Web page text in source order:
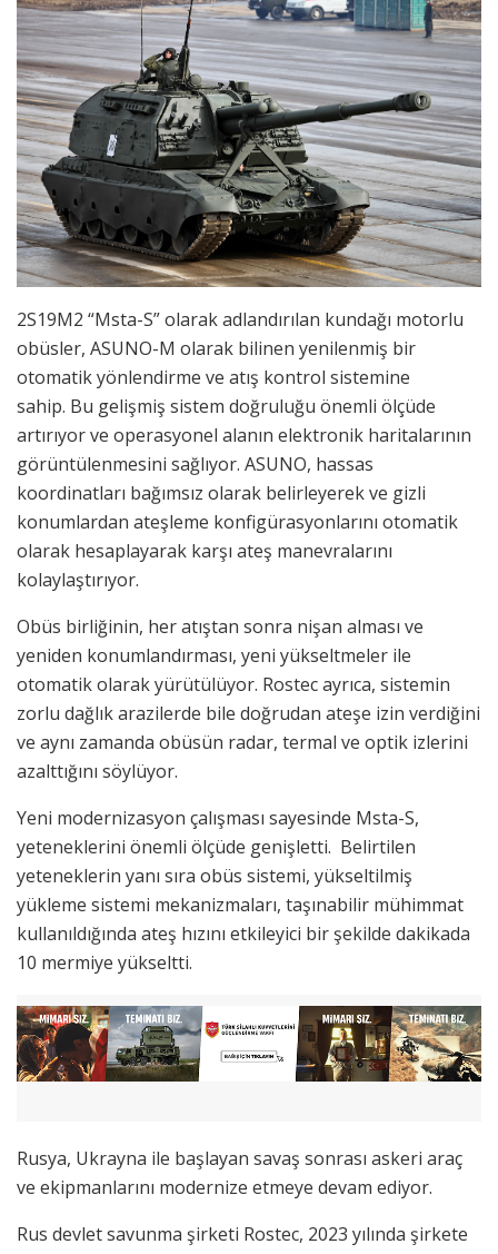
2S19M2 “Msta-S” olarak adlandırılan kundağı motorlu
obüsler, ASUNO-M olarak bilinen yenilenmiş bir
otomatik yönlendirme ve atış kontrol sistemine
sahip. Bu gelişmiş sistem doğruluğu önemli ölçüde
artırıyor ve operasyonel alanın elektronik haritalarının
görüntülenmesini sağlıyor. ASUNO, hassas
koordinatları bağımsız olarak belirleyerek ve gizli
konumlardan ateşleme konfigürasyonlarını otomatik
olarak hesaplayarak karşı ateş manevralarını
kolaylaştırıyor.
Obüs birliğinin, her atıştan sonra nişan alması ve
yeniden konumlandırması, yeni yükseltmeler ile
otomatik olarak yürütülüyor. Rostec ayrıca, sistemin
zorlu dağlık arazilerde bile doğrudan ateşe izin verdiğini
ve aynı zamanda obüsün radar, termal ve optik izlerini
azalttığını söylüyor.
Yeni modernizasyon çalışması sayesinde Msta-S,
yeteneklerini önemli ölçüde genişletti. Belirtilen
yeteneklerin yanı sıra obüs sistemi, yükseltilmiş
yükleme sistemi mekanizmaları, taşınabilir mühimmat
kullanıldığında ateş hızını etkileyici bir şekilde dakikada
10 mermiye yükseltti.
Rusya, Ukrayna ile başlayan savaş sonrası askeri araç
ve ekipmanlarını modernize etmeye devam ediyor.
Rus devlet savunma şirketi Rostec, 2023 yılında şirkete